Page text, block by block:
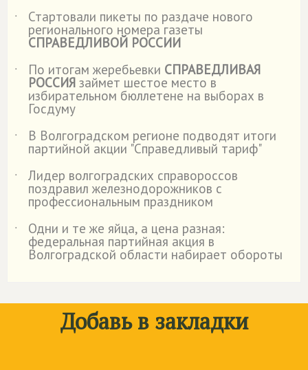
˙ Стартовали пикеты по раздаче нового
регионального номера газеты
СПРАВЕДЛИВОЙ РОССИИ
˙
По итогам жеребьевки СПРАВЕДЛИВАЯ
РОССИЯ займет шестое место в
избирательном бюллетене на выборах в
Госдуму
˙
В Волгоградском регионе подводят итоги
партийной акции "Справедливый тариф"
˙
Лидер волгоградских справороссов
поздравил железнодорожников с
профессиональным праздником
˙
Одни и те же яйца, а цена разная:
федеральная партийная акция в
Волгоградской области набирает обороты
Добавь в закладки